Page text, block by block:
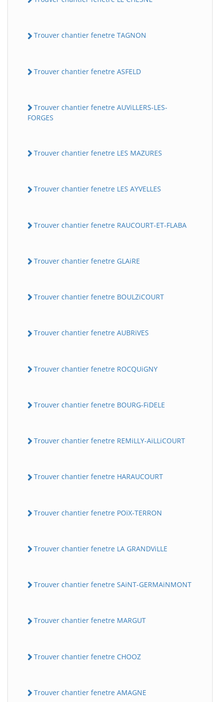
Trouver chantier fenetre TAGNON
Trouver chantier fenetre ASFELD
Trouver chantier fenetre AUViLLERS-LES-
FORGES
Trouver chantier fenetre LES MAZURES
Trouver chantier fenetre LES AYVELLES
Trouver chantier fenetre RAUCOURT-ET-FLABA
Trouver chantier fenetre GLAiRE
Trouver chantier fenetre BOULZiCOURT
Trouver chantier fenetre AUBRiVES
Trouver chantier fenetre ROCQUiGNY
Trouver chantier fenetre BOURG-FiDELE
Trouver chantier fenetre REMiLLY-AiLLiCOURT
Trouver chantier fenetre HARAUCOURT
Trouver chantier fenetre POiX-TERRON
Trouver chantier fenetre LA GRANDViLLE
Trouver chantier fenetre SAiNT-GERMAiNMONT
Trouver chantier fenetre MARGUT
Trouver chantier fenetre CHOOZ
Trouver chantier fenetre AMAGNE